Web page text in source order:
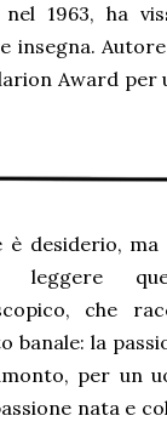
1963, ha
insegna.
Award
è desiderio,
leggere
che
banale: la
per un
nata e